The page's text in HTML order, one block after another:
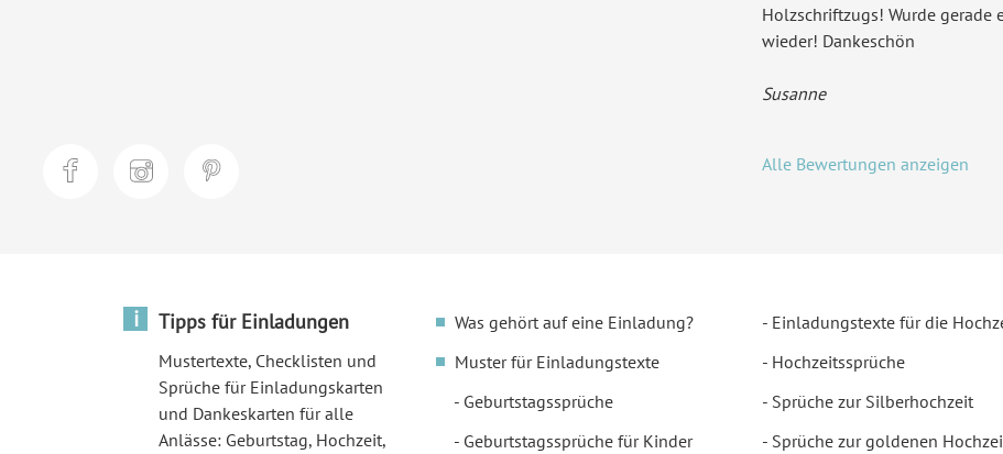
Holzschriftzugs! Wurde gerade
wieder! Dankeschön
Susanne
Alle Bewertungen anzeigen
i Tipps für Einladungen
Mustertexte, Checklisten und
Sprüche für Einladungskarten
und Dankeskarten für alle
Anlässe: Geburtstag, Hochzeit,
Was gehört auf eine Einladung?
Muster für Einladungstexte
Geburtstagssprüche
Geburtstagssprüche für Kinder
Einladungstexte für die
Hochzeitssprüche
Sprüche zur Silberhochzeit
Sprüche zur goldenen